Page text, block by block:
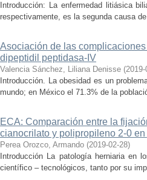
Introducción: La enfermedad litiásica
respectivamente, es la segunda causa
Asociación de las
dipeptidil peptidasa-IV
Valencia Sánchez, Liliana Denisse (2019-
Introducción. La obesidad es un
mundo; en México el 71.3% de la
ECA: Comparación entre la
cianocrilato y polipropileno 2-0
Perea Orozco, Armando (2019-02-28)
Introducción La patología herniaria
científico – tecnológicos, tanto por su